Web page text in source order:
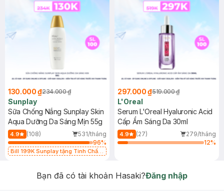
130.000 ₫234.000 ₫
Sunplay
Sữa Chống Nắng Sunplay Skin
Aqua Dưỡng Da Sáng Mịn 55g
4.9 (108)
531/tháng
96%
Bill 199K Sunplay tặng Tinh Chất
297.000 ₫519.000 ₫
L'Oreal
Serum L'Oreal Hyaluronic Acid
Cấp Ẩm Sáng Da 30ml
4.9 (27)
279/tháng
12%
Bạn đã có tài khoản Hasaki?Đăng nhập